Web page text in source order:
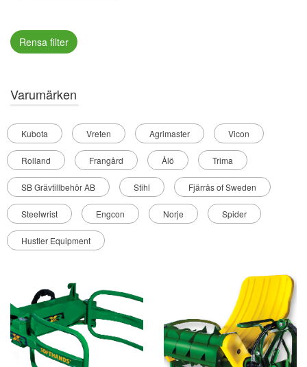
Rensa filter
Varumärken
Kubota Vreten Agrimaster Vicon
Rolland Frangård Ålö Trima
SB Grävtillbehör AB Stihl Fjärrås of Sweden
Steelwrist Engcon Norje Spider
Hustler Equipment